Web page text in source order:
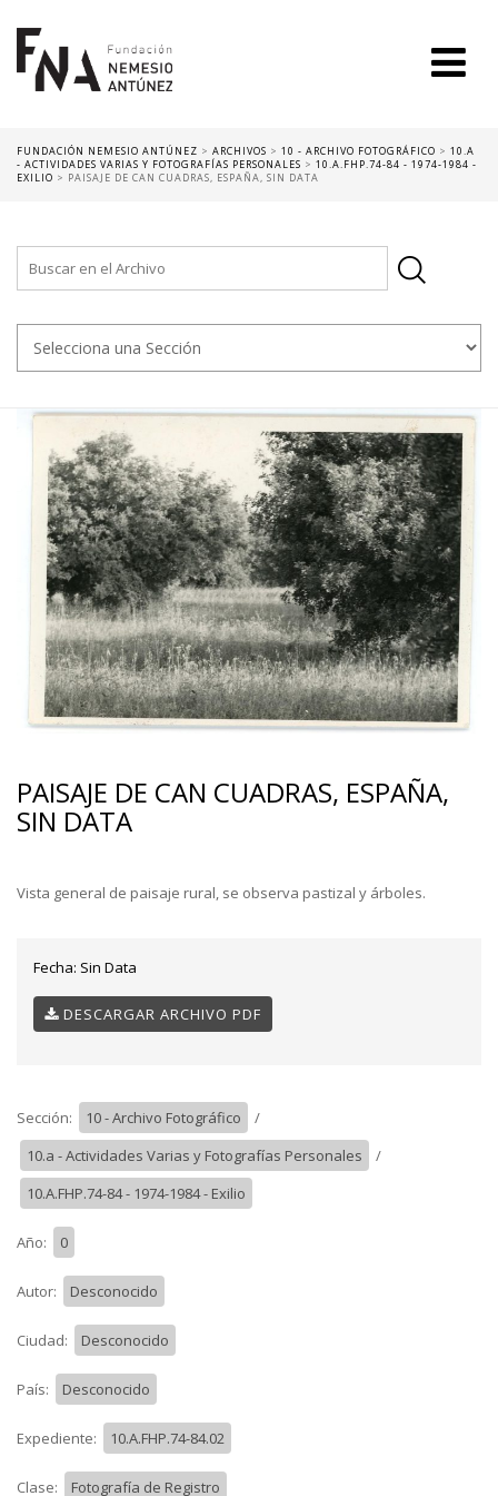
FUNDACIÓN NEMESIO ANTÚNEZ > ARCHIVOS > 10 - ARCHIVO FOTOGRÁFICO > 10.A
- ACTIVIDADES VARIAS Y FOTOGRAFÍAS PERSONALES > 10.A.FHP.74-84 - 1974-1984 -
EXILIO > PAISAJE DE CAN CUADRAS, ESPAÑA, SIN DATA
PAISAJE DE CAN CUADRAS, ESPAÑA,
SIN DATA
Vista general de paisaje rural, se observa pastizal y árboles.
Fecha: Sin Data
DESCARGAR ARCHIVO PDF
Sección: 10 - Archivo Fotográfico
/
10.a - Actividades Varias y Fotografías Personales
/
10.A.FHP.74-84 - 1974-1984 - Exilio
Año: 0
Autor: Desconocido
Ciudad: Desconocido
País: Desconocido
Expediente: 10.A.FHP.74-84.02
Clase: Fotografía de Registro